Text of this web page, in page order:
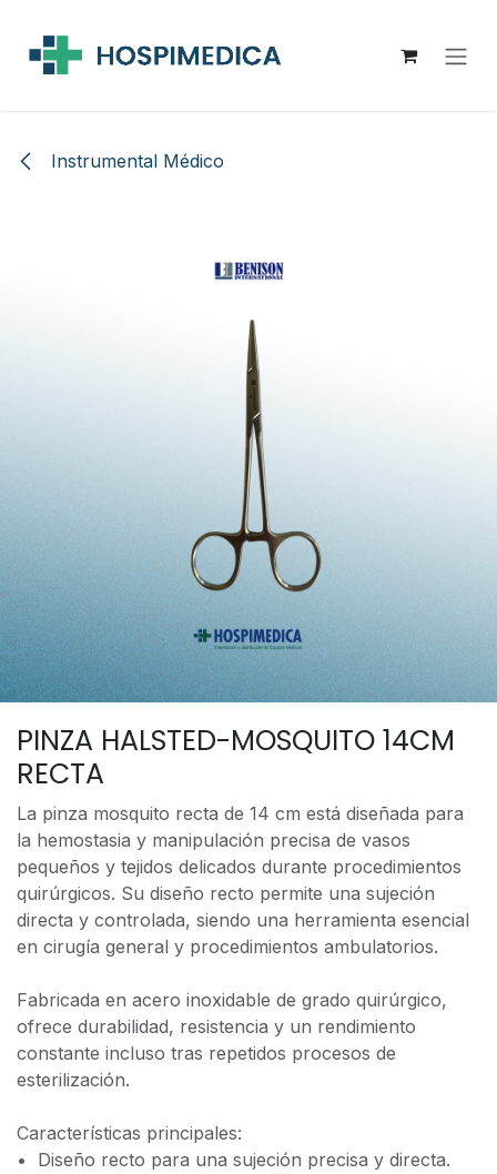
Instrumental Médico
PINZA HALSTED-MOSQUITO 14CM
RECTA
La pinza mosquito recta de 14 cm está diseñada para
la hemostasia y manipulación precisa de vasos
pequeños y tejidos delicados durante procedimientos
quirúrgicos. Su diseño recto permite una sujeción
directa y controlada, siendo una herramienta esencial
en cirugía general y procedimientos ambulatorios.
Fabricada en acero inoxidable de grado quirúrgico,
ofrece durabilidad, resistencia y un rendimiento
constante incluso tras repetidos procesos de
esterilización.
Características principales:
•⁠ ⁠Diseño recto para una sujeción precisa y directa.